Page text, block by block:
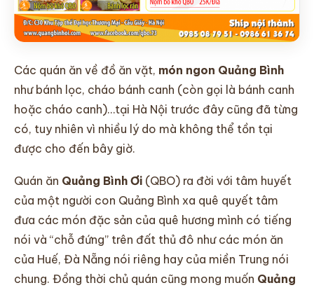
Các quán ăn về đồ ăn vặt, món ngon Quảng Bình
như bánh lọc, cháo bánh canh (còn gọi là bánh canh
hoặc cháo canh)…tại Hà Nội trước đây cũng đã từng
có, tuy nhiên vì nhiều lý do mà không thể tồn tại
được cho đến bây giờ.
Quán ăn Quảng Bình Ơi (QBO) ra đời với tâm huyết
của một người con Quảng Bình xa quê quyết tâm
đưa các món đặc sản của quê hương mình có tiếng
nói và “chỗ đứng” trên đất thủ đô như các món ăn
của Huế, Đà Nẵng nói riêng hay của miền Trung nói
chung. Đồng thời chủ quán cũng mong muốn Quảng